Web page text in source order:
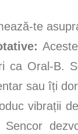
te
ca Oral-B.
sau îți
vibrații
Sencor